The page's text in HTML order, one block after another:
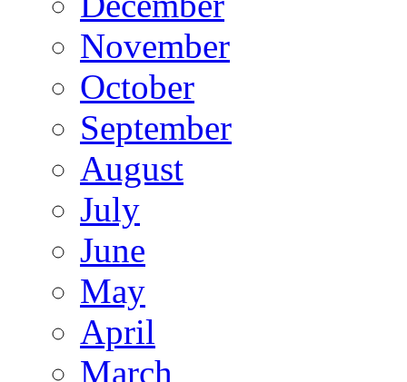
November
October
September
August
July
June
May
April
March